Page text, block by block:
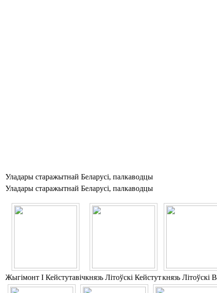
Уладары старажытнай Беларусі, палкаводцы
Уладары старажытнай Беларусі, палкаводцы
Жыгімонт І Кейстутавічкнязь Літоўскі Кейстуткнязь Літоўскі